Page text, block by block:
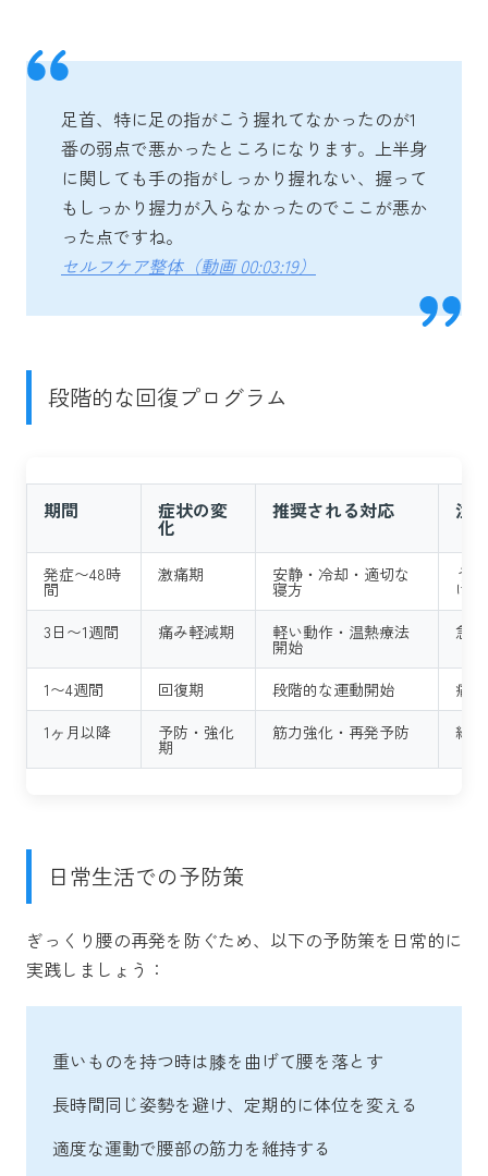
足首、特に足の指がこう握れてなかったのが1
番の弱点で悪かったところになります。上半身
に関しても手の指がしっかり握れない、握って
もしっかり握力が入らなかったのでここが悪か
った点ですね。
セルフケア整体（動画 00:03:19）
段階的な回復プログラム
期間 症状の変
化
推奨される対応 注
発症〜48時
間
激痛期 安静・冷却・適切な
寝方
う
ける
3日〜1週間
痛み軽減期 軽い動作・温熱療法
開始
急
1〜4週間 回復期 段階的な運動開始
痛
1ヶ月以降
予防・強化
期
筋力強化・再発予防 継
日常生活での予防策
ぎっくり腰の再発を防ぐため、以下の予防策を日常的に
実践しましょう：
重いものを持つ時は膝を曲げて腰を落とす
長時間同じ姿勢を避け、定期的に体位を変える
適度な運動で腰部の筋力を維持する